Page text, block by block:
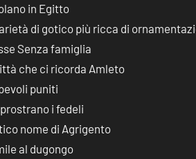
in Egitto
di gotico più ricca di
Senza famiglia
che ci ricorda Amleto
puniti
i fedeli
nome di Agrigento
al dugongo